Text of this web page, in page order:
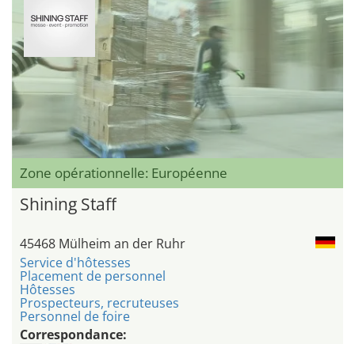
Zone opérationnelle: Européenne
Shining Staff
45468 Mülheim an der Ruhr
Service d'hôtesses
Placement de personnel
Hôtesses
Prospecteurs, recruteuses
Personnel de foire
Correspondance: